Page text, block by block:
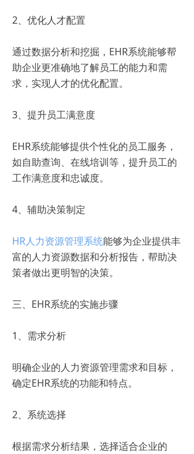
2、优化人才配置
通过数据分析和挖掘，EHR系统能够帮
助企业更准确地了解员工的能力和需
求，实现人才的优化配置。
3、提升员工满意度
EHR系统能够提供个性化的员工服务，
如自助查询、在线培训等，提升员工的
工作满意度和忠诚度。
4、辅助决策制定
HR人力资源管理系统能够为企业提供丰
富的人力资源数据和分析报告，帮助决
策者做出更明智的决策。
三、EHR系统的实施步骤
1、需求分析
明确企业的人力资源管理需求和目标，
确定EHR系统的功能和特点。
2、系统选择
根据需求分析结果，选择适合企业的